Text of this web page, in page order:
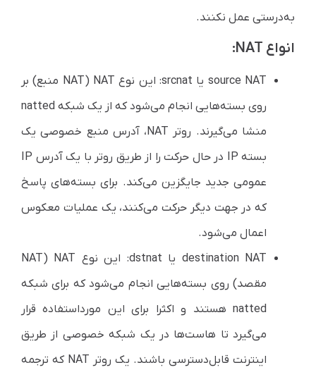
به‌درستی عمل نکنند.
انواع NAT:
source NAT یا srcnat: این نوع NAT (NAT منبع) بر
روی بسته‌هایی انجام می‌شود که از یک شبکه natted
منشا می‌گیرند. روتر NAT، آدرس منبع خصوصی یک
بسته IP در حال حرکت را از طریق روتر با یک آدرس IP
عمومی جدید جایگزین می‌کند. برای بسته‌های پاسخ
که در جهت دیگر حرکت می‌کنند، یک عملیات معکوس
اعمال می‌شود.
destination NAT یا dstnat: این نوع NAT (NAT
مقصد) روی بسته‌هایی انجام می‌شود که برای شبکه
natted هستند و اکثرا برای این مورد‌استفاده قرار
می‌گیرد تا هاست‌ها در یک شبکه خصوصی از طریق
اینترنت قابل‌دسترسی باشند. یک روتر NAT که ترجمه